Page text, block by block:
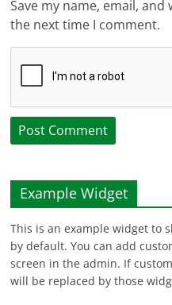
Save my name, email,
the next time I comment.
Example Widget
This is an example widget to
by default. You can add
screen in the admin. If
will be replaced by those